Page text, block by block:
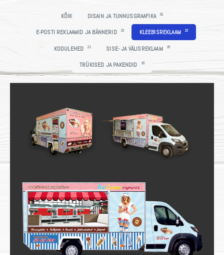
KÕIK DISAIN JA TUNNUSGRAAFIKA 52
E-POSTI REKLAAMID JA BÄNNERID 22 KLEEBISREKLAAM 23
KODULEHED 21 SISE- JA VÄLISREKLAAM 26
TRÜKISED JA PAKENDID 26